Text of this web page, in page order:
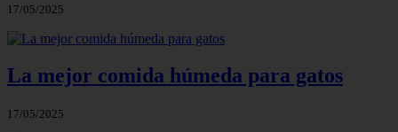
17/05/2025
La mejor comida húmeda para gatos
17/05/2025